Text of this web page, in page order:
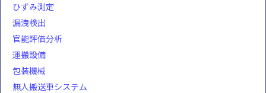
ひずみ測定
漏洩検出
官能評価分析
運搬設備
包装機械
無人搬送車システム